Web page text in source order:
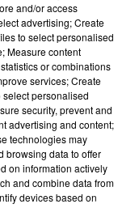
pour
biens.Les photos
lapage Facebook
faites vous
de Castres au 05
« Flagrant délit ».
pour lancer un
cambriolages. Ils
composer le 17
and/or access
advertising; Create
to select personalised
Measure content
or combinations
services; Create
personalised
security, prevent and
advertising and content;
technologies may
browsing data to offer
on information actively
and combine data from
devices based on